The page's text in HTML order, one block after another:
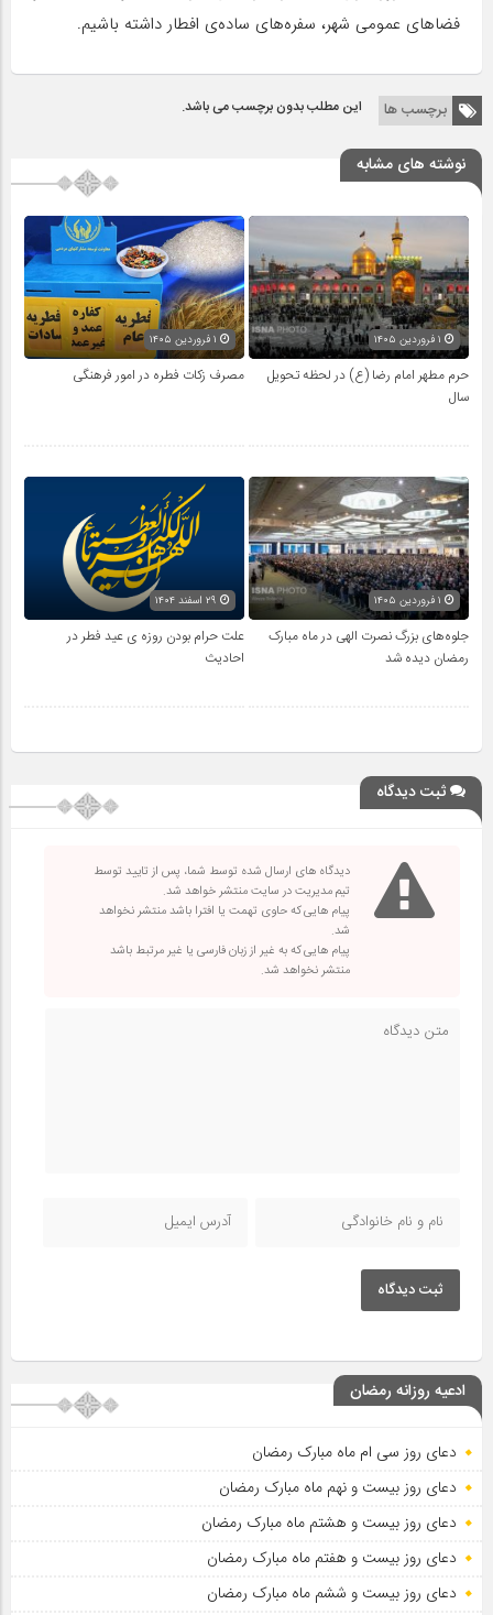
فضاهای عمومی شهر، سفره‌های ساده‌ی افطار داشته باشیم.
برچسب ها این مطلب بدون برچسب می باشد.
نوشته های مشابه
حرم مطهر امام رضا (ع) در لحظه تحویل
سال
مصرف زکات فطره در امور فرهنگی
جلوه‌های بزرگ نصرت الهی در ماه مبارک
رمضان دیده شد
علت حرام بودن روزه ی عید فطر در
احادیث
ثبت دیدگاه
دیدگاه های ارسال شده توسط شما، پس از تایید توسط
تیم مدیریت در سایت منتشر خواهد شد.
پیام هایی که حاوی تهمت یا افترا باشد منتشر نخواهد
شد.
پیام هایی که به غیر از زبان فارسی یا غیر مرتبط باشد
منتشر نخواهد شد.
ثبت دیدگاه
ادعیه روزانه رمضان
دعای روز سی ام ماه مبارک رمضان
دعای روز بیست و نهم ماه مبارک رمضان
دعای روز بیست و هشتم ماه مبارک رمضان
دعای روز بیست و هفتم ماه مبارک رمضان
دعای روز بیست و ششم ماه مبارک رمضان